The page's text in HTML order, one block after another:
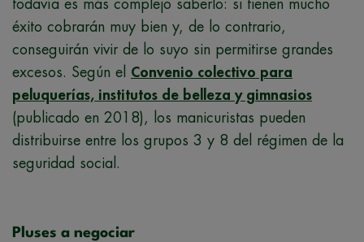
todavía es más complejo saberlo: si tienen mucho
éxito cobrarán muy bien y, de lo contrario,
conseguirán vivir de lo suyo sin permitirse grandes
excesos. Según el Convenio colectivo para
peluquerías, institutos de belleza y gimnasios
(publicado en 2018), los manicuristas pueden
distribuirse entre los grupos 3 y 8 del régimen de la
seguridad social.
Pluses a negociar